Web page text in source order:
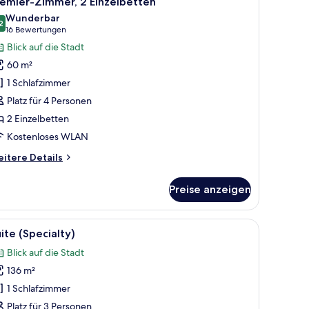
von 10
Wunderbar
16 Bewertungen
(16
Bewertungen)
Blick auf die Stadt
60 m²
1 Schlafzimmer
Platz für 4 Personen
2 Einzelbetten
Kostenloses WLAN
Details
Einzelbetten
Preise anzeigen
einem großen Fenster mit Blick auf Gebäude.
einem Nachttisch, einer Lampe und Blick auf eine Stadtlandschaft.
Ein modernes Hotelzimmer mit großem
8 (Specialty)
Blick auf die Stadt
136 m²
1 Schlafzimmer
Platz für 3 Personen